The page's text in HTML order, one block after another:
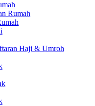
Rumah
Haji & Umroh